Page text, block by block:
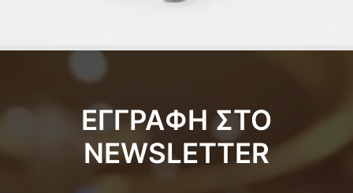
ΕΓΓΡΑΦΗ ΣΤΟ
NEWSLETTER